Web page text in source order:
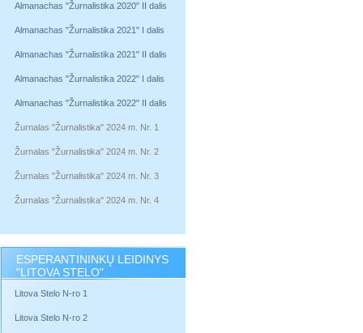
Almanachas "Žurnalistika 2020" II dalis
Almanachas "Žurnalistika 2021" I dalis
Almanachas "Žurnalistika 2021" II dalis
Almanachas "Žurnalistika 2022" I dalis
Almanachas "Žurnalistika 2022" II dalis
Žurnalas "Žurnalistika" 2024 m. Nr. 1
Žurnalas "Žurnalistika" 2024 m. Nr. 2
Žurnalas "Žurnalistika" 2024 m. Nr. 3
Žurnalas "Žurnalistika" 2024 m. Nr. 4
ESPERANTININKŲ LEIDINYS
"LITOVA STELO"
Litova Stelo N-ro 1
Litova Stelo N-ro 2